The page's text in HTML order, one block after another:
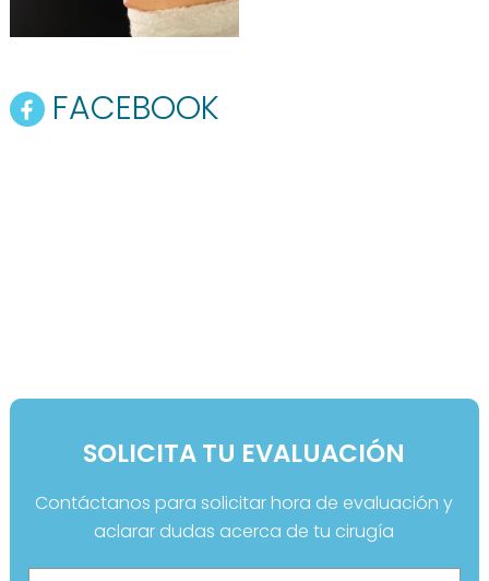
FACEBOOK
SOLICITA TU EVALUACIÓN
Contáctanos para solicitar hora de evaluación y
aclarar dudas acerca de tu cirugía